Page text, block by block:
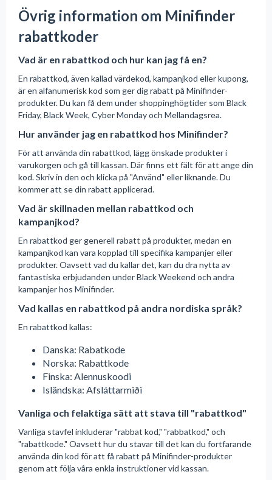
Övrig information om Minifinder
rabattkoder
Vad är en rabattkod och hur kan jag få en?
En rabattkod, även kallad värdekod, kampanjkod eller kupong,
är en alfanumerisk kod som ger dig rabatt på Minifinder-
produkter. Du kan få dem under shoppinghögtider som Black
Friday, Black Week, Cyber Monday och Mellandagsrea.
Hur använder jag en rabattkod hos Minifinder?
För att använda din rabattkod, lägg önskade produkter i
varukorgen och gå till kassan. Där finns ett fält för att ange din
kod. Skriv in den och klicka på "Använd" eller liknande. Du
kommer att se din rabatt applicerad.
Vad är skillnaden mellan rabattkod och
kampanjkod?
En rabattkod ger generell rabatt på produkter, medan en
kampanjkod kan vara kopplad till specifika kampanjer eller
produkter. Oavsett vad du kallar det, kan du dra nytta av
fantastiska erbjudanden under Black Weekend och andra
kampanjer hos Minifinder.
Vad kallas en rabattkod på andra nordiska språk?
En rabattkod kallas:
Danska: Rabatkode
Norska: Rabattkode
Finska: Alennuskoodi
Isländska: Afsláttarmiði
Vanliga och felaktiga sätt att stava till "rabattkod"
Vanliga stavfel inkluderar "rabbat kod," "rabbatkod," och
"rabattkode." Oavsett hur du stavar till det kan du fortfarande
använda din kod för att få rabatt på Minifinder-produkter
genom att följa våra enkla instruktioner vid kassan.